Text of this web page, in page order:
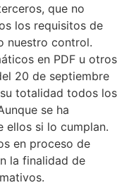
que no
los requisitos de
nuestro control.
en PDF u otros
20 de septiembre
totalidad todos los
se ha
ellos si lo cumplan.
en proceso de
la finalidad de